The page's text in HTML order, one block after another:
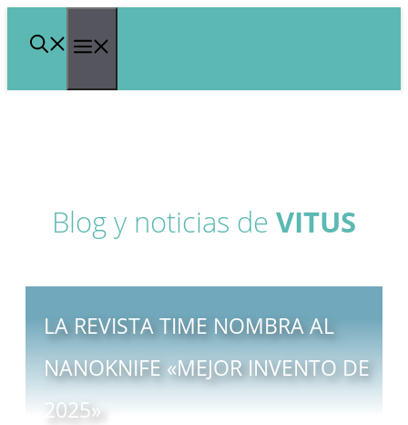
contenido
Blog y noticias de VITUS
LA REVISTA TIME NOMBRA AL
NANOKNIFE «MEJOR INVENTO DE
2025»